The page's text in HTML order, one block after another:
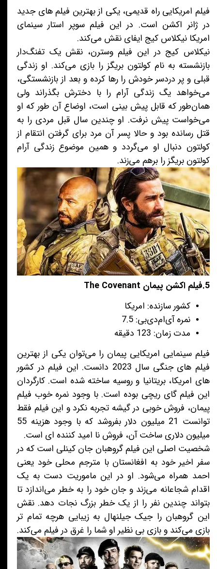
فیلم امریکایی راه قدیمی، یکی از بهترین فیلم های جدید
در ژانر اکشن است. در این فیلم سوپر استار سینمای
امریکا نیکلاس کیج ایفای نقش می‌کند.
نیکلاس کیج در این فیلم وسترن، نقش یک تفنگ‌دار
بازنشسته به نام کولتون بریگز را بازی می‌کند. او زندگی
قبلی و پر دردسر خودش را رها کرده و بعد از بازنشستگی،
می‌خواهد یگ زندگی آرام را با دخترش بگذراند ولی
همان‌طور که قابل پیش بینی است، اوضاع آن طور که او
می‌خواست پیش نرفت. او چندین سال قبل مردی را به
قتل رسانده بود و حالا پسر آن مرد برای گرفتن انتقام از
کولتون دنبال او می‌گردد و همین موضوع زندگی آرام
کولتون بریگز را برهم می‌زند.
5.فیلم اکشن پیمان The Covenant
کشور سازنده: امریکا
نمره آی‌ام‌دی‌بی: 7.5
مدت زمان: 123 دقیقه
فیلم سینمایی امریکایی پیمان را می‌توان یکی از بهترین
فیلم های جنگی سال 2023 دانست. این فیلم در کشور
های امریکا، بریتانیا و روسیه ساخته شده است. کارگردان
این فیلم گای ریچی بوده است. با وجود نمره خوب فیلم
پیمان، فروش خوبی در گیشه تجربه نکرد و این فیلم فقط
توانست 21 میلیون دلار بفروشد که با وجود هزینه 55
میلیون دلاری ساخت آن، فروش نا امید کننده ای است.
شخصیت اصلی این فیلم گروهبان جان کینلی است که در
سفر اخیر خود به افغانستان با مترجم محلی خود یعنی
احمد همراه می‌شود. او در این ماموریت دست به یک
اقدام شجاعانه می‌زند و جان خود را به خطر می‌اندازد تا
بتواند چندین نفر را از یک خطر بزرگ نجات دهد. نقش
این گروهبان را جیک جیلنهال به زیبایی هرچه تمام تر
بازی می‌کند و بازی بی نظیر او شما را غرق در فیلم می‌کند.